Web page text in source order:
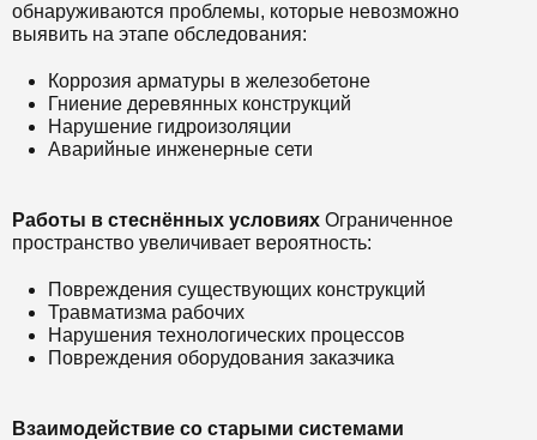
обнаруживаются проблемы, которые невозможно
выявить на этапе обследования:
Коррозия арматуры в железобетоне
Гниение деревянных конструкций
Нарушение гидроизоляции
Аварийные инженерные сети
Работы в стеснённых условиях Ограниченное
пространство увеличивает вероятность:
Повреждения существующих конструкций
Травматизма рабочих
Нарушения технологических процессов
Повреждения оборудования заказчика
Взаимодействие со старыми системами